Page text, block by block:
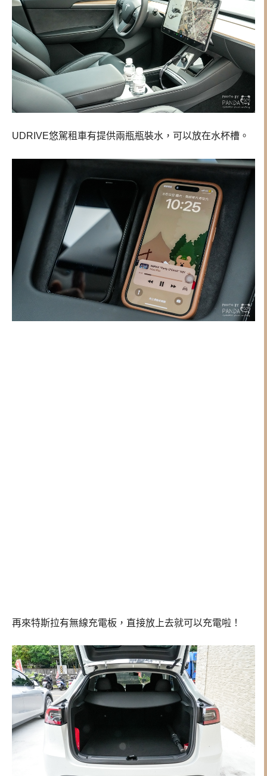
UDRIVE悠駕租車有提供兩瓶瓶裝水，可以放在水杯槽。
再來特斯拉有無線充電板，直接放上去就可以充電啦！